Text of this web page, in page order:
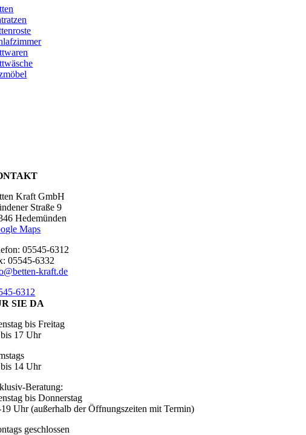
Kraft GmbH
Straße 9
Hedemünden
Maps
05545-6312
05545-6332
kraft.de
6312
SIE DA
bis Freitag
17 Uhr
14 Uhr
Beratung:
bis Donnerstag
Uhr (außerhalb der Öffnungszeiten mit Termin)
geschlossen